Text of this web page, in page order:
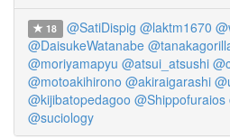
18 @SatiDispig @laktm1670
@DaisukeWatanabe
@moriyamapyu @atsui_atsushi
@motoakihirono @akiraigarashi
@kijibatopedagoo @Shippofuraios
@suciology